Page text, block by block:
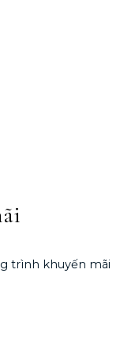
trình khuyến mãi